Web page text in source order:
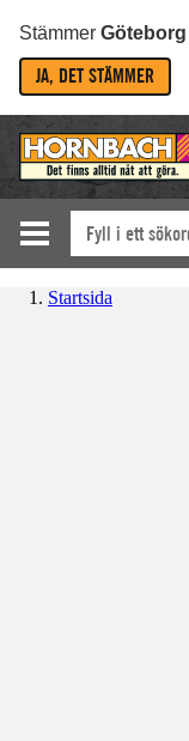
Stämmer Göteborg
JA, DET STÄMMER
Startsida